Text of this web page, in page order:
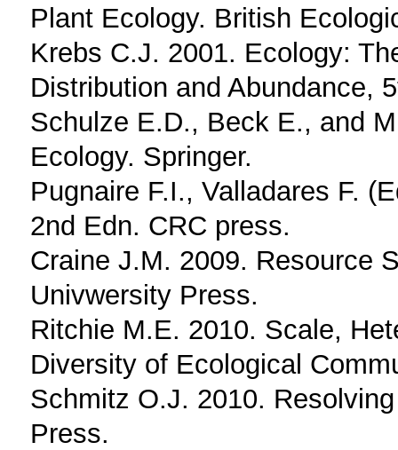
Plant Ecology. British
Krebs C.J. 2001. Ecology:
Distribution and Abundance,
Schulze E.D., Beck E., and
Ecology. Springer.
Pugnaire F.I., Valladares F.
2nd Edn. CRC press.
Craine J.M. 2009. Resource
Univwersity Press.
Ritchie M.E. 2010. Scale,
Diversity of Ecological
Schmitz O.J. 2010.
Press.